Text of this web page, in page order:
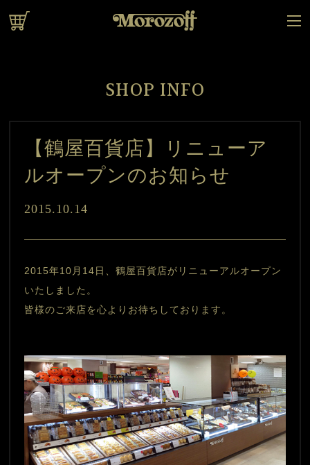
SHOP INFO
【鶴屋百貨店】リニューア
ルオープンのお知らせ
2015.10.14
2015年10月14日、鶴屋百貨店がリニューアルオープン
いたしました。
皆様のご来店を心よりお待ちしております。